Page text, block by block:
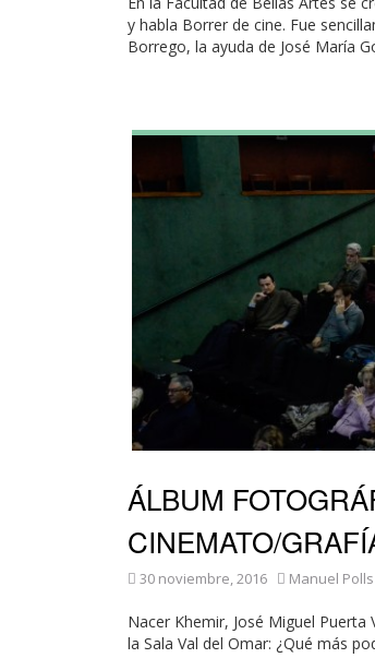
y habla Borrer de cine. Fue
Borrego, la ayuda de José María
ÁLBUM
CINEMATO/
30 noviembre, 2016 Manuel
Nacer Khemir, José Miguel
la Sala Val del Omar: ¿Qué más